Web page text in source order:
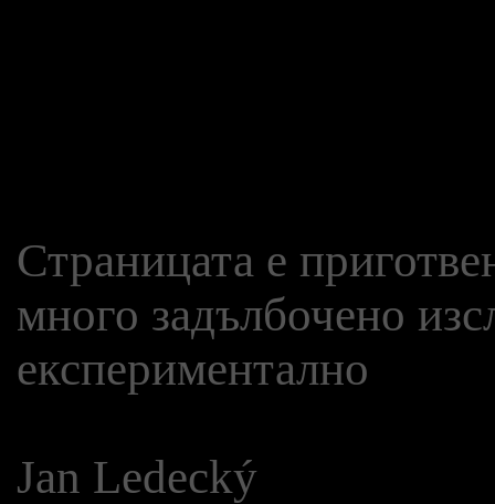
Страницата е
много задълбочено
експериментално
Jan Ledecký